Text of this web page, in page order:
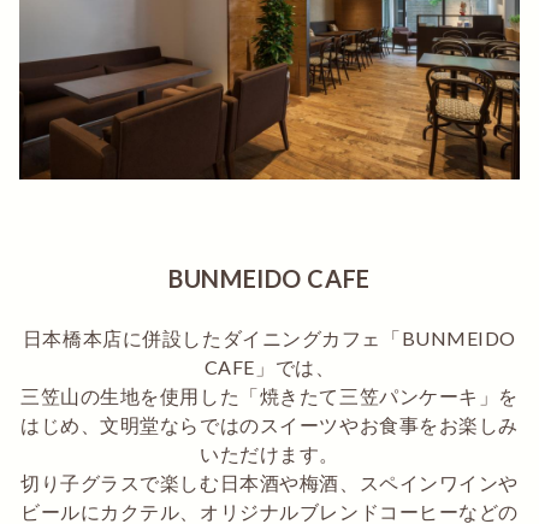
BUNMEIDO CAFE
日本橋本店に併設したダイニングカフェ「BUNMEIDO
CAFE」では、
三笠山の生地を使用した「焼きたて三笠パンケーキ」を
はじめ、文明堂ならではのスイーツやお食事をお楽しみ
いただけます。
切り子グラスで楽しむ日本酒や梅酒、スペインワインや
ビールにカクテル、オリジナルブレンドコーヒーなどの